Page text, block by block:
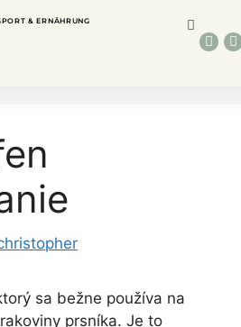
& ERNÄHRUNG
sa bežne používa na
prsníka. Je to